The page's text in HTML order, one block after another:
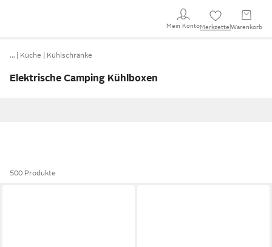
Mein KontoMerkzettel Warenkorb
… Küche Kühlschränke
Elektrische Camping Kühlboxen
500 Produkte